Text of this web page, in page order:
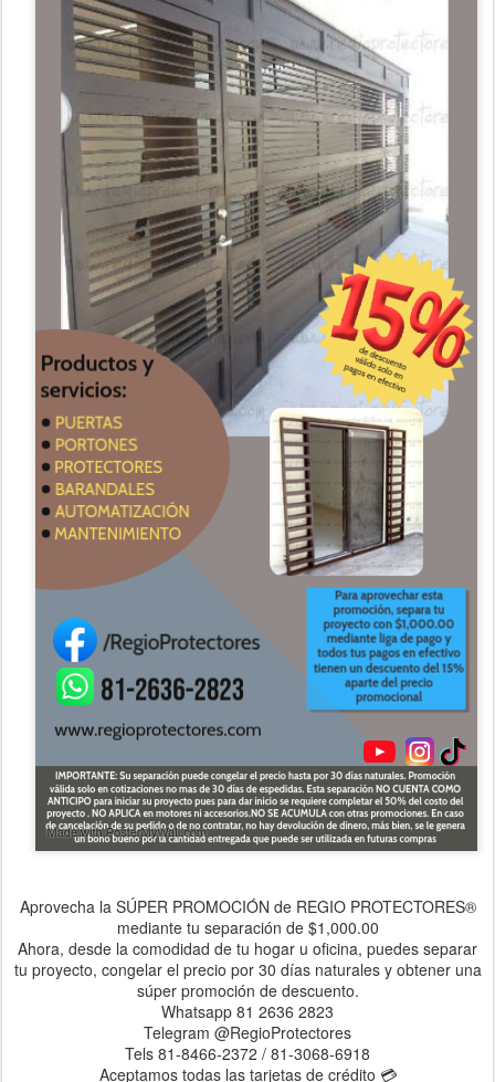
Aprovecha la SÚPER PROMOCIÓN de REGIO PROTECTORES®
mediante tu separación de $1,000.00
Ahora, desde la comodidad de tu hogar u oficina, puedes separar
tu proyecto, congelar el precio por 30 días naturales y obtener una
súper promoción de descuento.
Whatsapp 81 2636 2823
Telegram @RegioProtectores
Tels 81-8466-2372 / 81-3068-6918
Aceptamos todas las tarjetas de crédito 💳